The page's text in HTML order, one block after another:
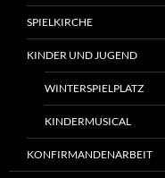
SPIELKIRCHE
KINDER UND JUGEND
WINTERSPIELPLATZ
KINDERMUSICAL
KONFIRMANDENARBEIT